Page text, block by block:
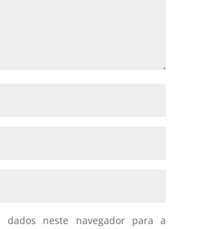
dados neste navegador para a